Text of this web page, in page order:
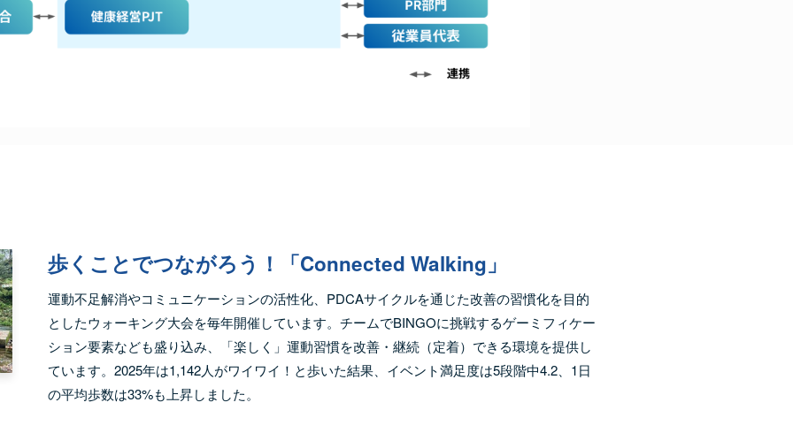
歩くことでつながろう！「Connected Walking」
運動不足解消やコミュニケーションの活性化、PDCAサイクルを通じた改善の習慣化を目的
としたウォーキング大会を毎年開催しています。チームでBINGOに挑戦するゲーミフィケー
ション要素なども盛り込み、「楽しく」運動習慣を改善・継続（定着）できる環境を提供し
ています。2025年は1,142人がワイワイ！と歩いた結果、イベント満足度は5段階中4.2、1日
の平均歩数は33%も上昇しました。